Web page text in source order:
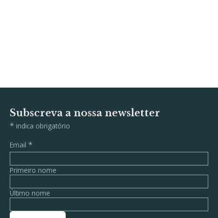
Subscreva a nossa newsletter
* indica obrigatório
Email *
Primeiro nome
Último nome